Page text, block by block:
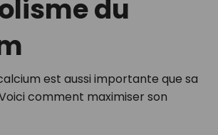
du
est aussi importante que sa
comment maximiser son